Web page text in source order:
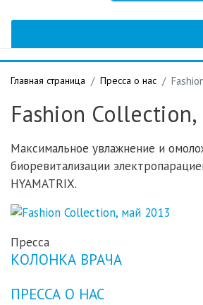
Главная страница Пресса о нас
Fashion
Максимальное увлажнение и
биоревитализации
HYAMATRIX.
Пресса
КОЛОНКА ВРАЧА
ПРЕССА О НАС